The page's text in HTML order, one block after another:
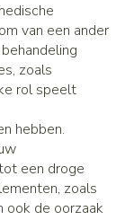
van een ander
zoals
rol speelt
hebben.
een droge
zoals
ook de oorzaak